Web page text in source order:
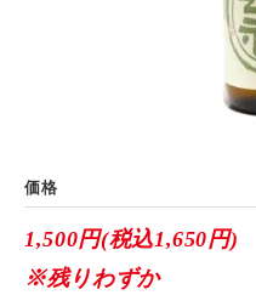
価格
1,500円(税込1,650円)
※残りわずか